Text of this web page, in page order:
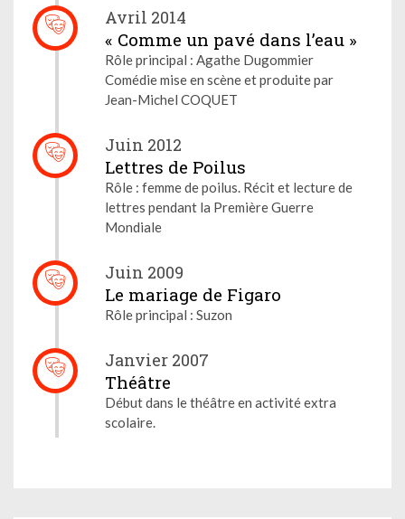
Avril 2014
« Comme un pavé dans l’eau »
Rôle principal : Agathe Dugommier
Comédie mise en scène et produite par
Jean-Michel COQUET
Juin 2012
Lettres de Poilus
Rôle : femme de poilus. Récit et lecture de
lettres pendant la Première Guerre
Mondiale
Juin 2009
Le mariage de Figaro
Rôle principal : Suzon
Janvier 2007
Théâtre
Début dans le théâtre en activité extra
scolaire.